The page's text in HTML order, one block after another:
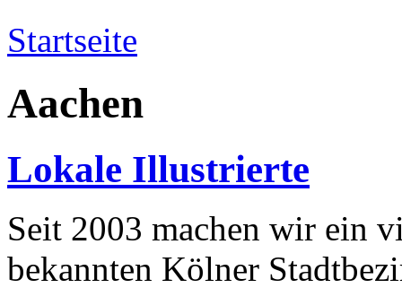
Startseite
Aachen
Lokale Illustrierte
Seit 2003 machen wir ein
bekannten Kölner